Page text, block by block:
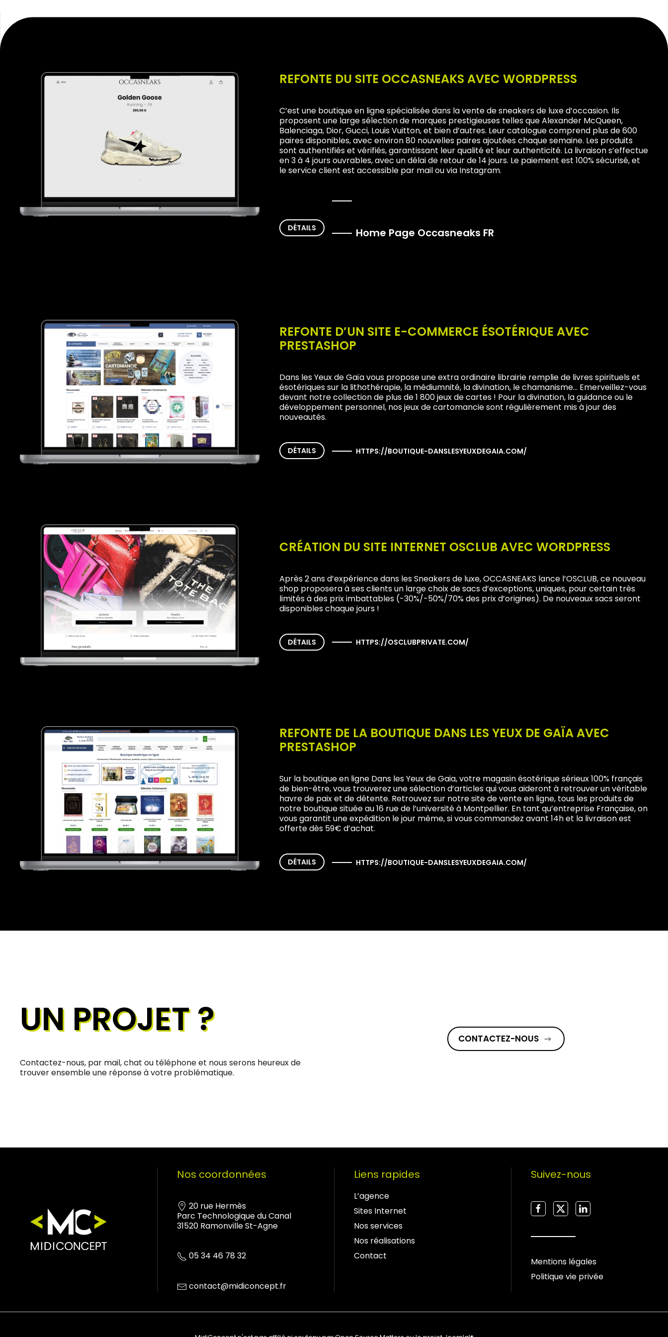
REFONTE DU SITE OCCASNEAKS AVEC WORDPRESS
C’est une boutique en ligne spécialisée dans la vente de sneakers de luxe d’occasion. Ils
proposent une large sélection de marques prestigieuses telles que Alexander McQueen,
Balenciaga, Dior, Gucci, Louis Vuitton, et bien d’autres. Leur catalogue comprend plus de 600
paires disponibles, avec environ 80 nouvelles paires ajoutées chaque semaine. Les produits
sont authentifiés et vérifiés, garantissant leur qualité et leur authenticité. La livraison s’effectue
en 3 à 4 jours ouvrables, avec un délai de retour de 14 jours. Le paiement est 100% sécurisé, et
le service client est accessible par mail ou via Instagram.
DÉTAILS Home Page Occasneaks FR
REFONTE D’UN SITE E-COMMERCE ÉSOTÉRIQUE AVEC
PRESTASHOP
Dans les Yeux de Gaïa vous propose une extra ordinaire librairie remplie de livres spirituels et
ésotériques sur la lithothérapie, la médiumnité, la divination, le chamanisme… Emerveillez-vous
devant notre collection de plus de 1 800 jeux de cartes ! Pour la divination, la guidance ou le
développement personnel, nos jeux de cartomancie sont régulièrement mis à jour des
nouveautés.
DÉTAILS HTTPS://BOUTIQUE-DANSLESYEUXDEGAIA.COM/
CRÉATION DU SITE INTERNET OSCLUB AVEC WORDPRESS
Après 2 ans d’expérience dans les Sneakers de luxe, OCCASNEAKS lance l’OSCLUB, ce nouveau
shop proposera à ses clients un large choix de sacs d’exceptions, uniques, pour certain très
limités à des prix imbattables (-30%/-50%/70% des prix d’origines). De nouveaux sacs seront
disponibles chaque jours !
DÉTAILS HTTPS://OSCLUBPRIVATE.COM/
REFONTE DE LA BOUTIQUE DANS LES YEUX DE GAÏA AVEC
PRESTASHOP
Sur la boutique en ligne Dans les Yeux de Gaia, votre magasin ésotérique sérieux 100% français
de bien-être, vous trouverez une sélection d’articles qui vous aideront à retrouver un véritable
havre de paix et de détente. Retrouvez sur notre site de vente en ligne, tous les produits de
notre boutique située au 16 rue de l’université à Montpellier. En tant qu’entreprise Française, on
vous garantit une expédition le jour même, si vous commandez avant 14h et la livraison est
offerte dès 59€ d’achat.
DÉTAILS HTTPS://BOUTIQUE-DANSLESYEUXDEGAIA.COM/
UN PROJET ?
Contactez-nous, par mail, chat ou téléphone et nous serons heureux de
trouver ensemble une réponse à votre problématique.
CONTACTEZ-NOUS
Nos coordonnées
20 rue Hermès
Parc Technologique du Canal
31520 Ramonville St-Agne
05 34 46 78 32
contact@midiconcept.fr
Liens rapides
L’agence
Sites Internet
Nos services
Nos réalisations
Contact
Suivez-nous
Mentions légales
Politique vie privée